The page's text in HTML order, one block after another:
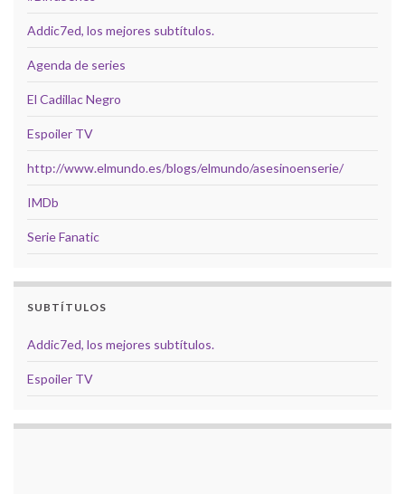
Addic7ed, los mejores subtítulos.
Agenda de series
El Cadillac Negro
Espoiler TV
http://www.elmundo.es/blogs/elmundo/asesinoenserie/
IMDb
Serie Fanatic
SUBTÍTULOS
Addic7ed, los mejores subtítulos.
Espoiler TV